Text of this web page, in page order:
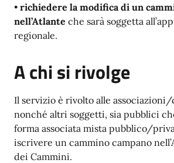
• richiedere la modifica di un
nell’Atlante che sarà soggetta
regionale.
A chi si rivolge
Il servizio è rivolto alle
nonché altri soggetti, sia pubblici
forma associata mista pubblico/
iscrivere un cammino campano
dei Cammini.